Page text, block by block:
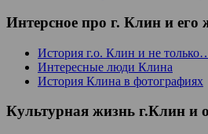
Интерсное про г. Клин и его
История г.о. Клин и не
Интересные люди Клина
История Клина в фотографиях
Культурная жизнь г.Клин и